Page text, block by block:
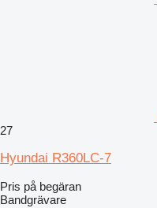
27
Hyundai R360LC-7
Pris på begäran
Bandgrävare